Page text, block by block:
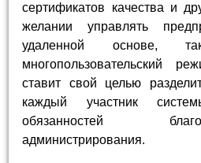
сертификатов качества и
желании управлять
удаленной основе,
многопользовательский
ставит свой целью
каждый участник
обязанностей
администрирования.